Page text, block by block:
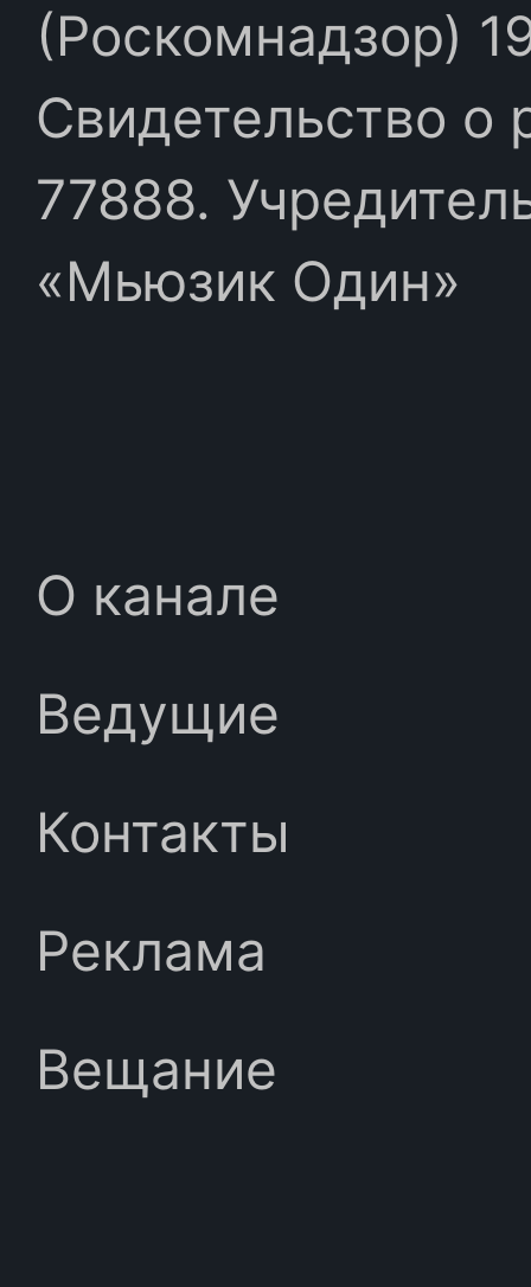
(Роскомнадзор)
Свидетельство
77888.
«Мьюзик Один»
О канале
Ведущие
Контакты
Реклама
Вещание